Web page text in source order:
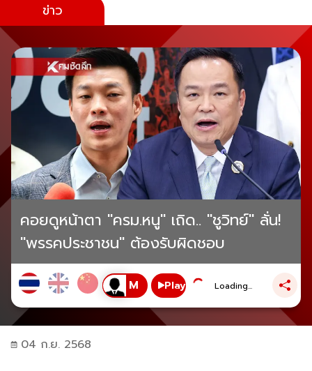
ข่าว
คอยดูหน้าตา "ครม.หนู" เถิด.. "ชูวิทย์" ลั่น!
"พรรคประชาชน" ต้องรับผิดชอบ
Play Loading...
04 ก.ย. 2568